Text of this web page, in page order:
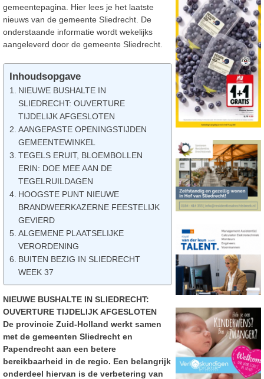
gemeentepagina. Hier lees je het laatste
nieuws van de gemeente Sliedrecht. De
onderstaande informatie wordt wekelijks
aangeleverd door de gemeente Sliedrecht.
Inhoudsopgave
NIEUWE BUSHALTE IN
SLIEDRECHT: OUVERTURE
TIJDELIJK AFGESLOTEN
AANGEPASTE OPENINGSTIJDEN
GEMEENTEWINKEL
TEGELS ERUIT, BLOEMBOLLEN
ERIN: DOE MEE AAN DE
TEGELRUILDAGEN
HOOGSTE PUNT NIEUWE
BRANDWEERKAZERNE FEESTELIJK
GEVIERD
ALGEMENE PLAATSELIJKE
VERORDENING
BUITEN BEZIG IN SLIEDRECHT
WEEK 37
NIEUWE BUSHALTE IN SLIEDRECHT:
OUVERTURE TIJDELIJK AFGESLOTEN
De provincie Zuid-Holland werkt samen
met de gemeenten Sliedrecht en
Papendrecht aan een betere
bereikbaarheid in de regio. Een belangrijk
onderdeel hiervan is de verbetering van